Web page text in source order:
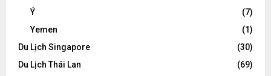
Ý
(7)
Yemen
(1)
Du Lịch Singapore
(30)
Du Lịch Thái Lan
(69)